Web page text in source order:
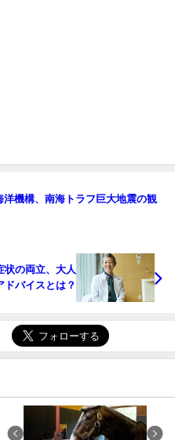
洋機構、南海トラフ巨大地震の観
状の両立、大人
ドバイスとは？